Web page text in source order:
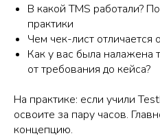
В какой TMS работали?
практики
Чем чек-лист отличается
Как у вас была налажена
от требования до кейса?
На практике: если учили
освоите за пару часов.
концепцию.